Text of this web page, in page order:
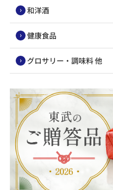
和洋酒
健康食品
グロサリー・調味料 他